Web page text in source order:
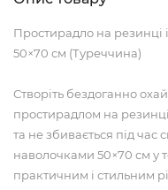
Простирадло на резинці
50×70 см (Туреччина)
Створіть бездоганно
простирадлом на
та не збивається під
наволочками 50×70 см у
практичним і стильним